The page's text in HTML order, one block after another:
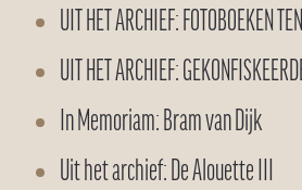
UIT HET ARCHIEF: FOTOBOEKEN
UIT HET ARCHIEF:
In Memoriam: Bram van Dijk
Uit het archief: De Alouette III